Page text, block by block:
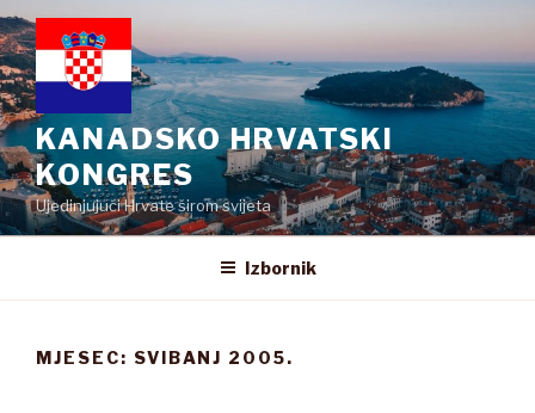
Preskoči
na
sadržaj
KANADSKO HRVATSKI
KONGRES
Ujedinjujući Hrvate širom svijeta
Izbornik
MJESEC: SVIBANJ 2005.